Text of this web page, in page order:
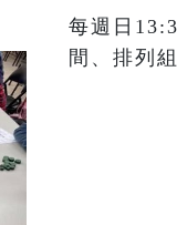
每週日
間、排列